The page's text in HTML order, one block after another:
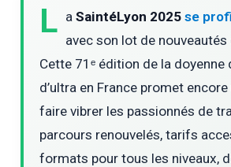
L aSaintéLyon 2025 se
avec son lot de nouveautés
Cette 71ᵉ édition de la doyenne
d’ultra en France promet
faire vibrer les passionnés de
parcours renouvelés, tarifs
formats pour tous les niveaux,